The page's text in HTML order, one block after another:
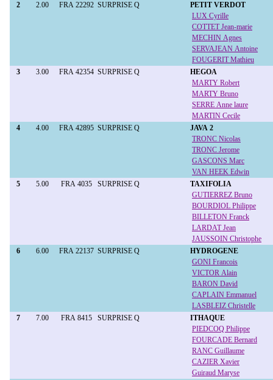
2
2.00 FRA 22292 SURPRISE Q
PETIT VERDOT
LUX Cyrille
COTTET Jean-marie
MECHIN Agnes
SERVAJEAN Antoine
FOUGERIT Mathieu
3
3.00 FRA 42354 SURPRISE Q
HEGOA
MARTY Robert
MARTY Bruno
SERRE Anne laure
MARTIN Cecile
4
4.00 FRA 42895 SURPRISE Q
JAVA 2
TRONC Nicolas
TRONC Jerome
GASCONS Marc
VAN HEEK Edwin
5
5.00 FRA 4035 SURPRISE Q
TAXIFOLIA
GUTIERREZ Bruno
BOURDIOL Philippe
BILLETON Franck
LARDAT Jean
JAUSSOIN Christophe
6
6.00 FRA 22137 SURPRISE Q
HYDROGENE
GONI Francois
VICTOR Alain
BARON David
CAPLAIN Emmanuel
LASBLEIZ Christelle
7
7.00 FRA 8415 SURPRISE Q
ITHAQUE
PIEDCOQ Philippe
FOURCADE Bernard
RANC Guillaume
CAZIER Xavier
Guiraud Maryse